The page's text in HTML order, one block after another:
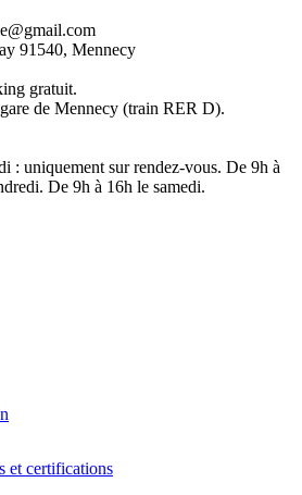
91540, Mennecy
gratuit.
de Mennecy (train RER D).
: uniquement sur rendez-vous. De 9h à
De 9h à 16h le samedi.
et certifications